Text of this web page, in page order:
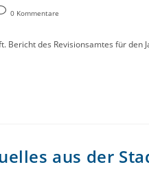
0 Kommentare
Bericht des Revisionsamtes für
aus der